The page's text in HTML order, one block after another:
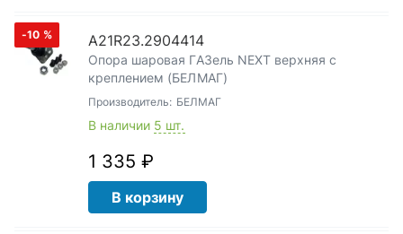
-10 % A21R23.2904414
Опора шаровая ГАЗель NEXT верхняя с
креплением (БЕЛМАГ)
Производитель: БЕЛМАГ
В наличии 5 шт.
1 335 ₽
В корзину